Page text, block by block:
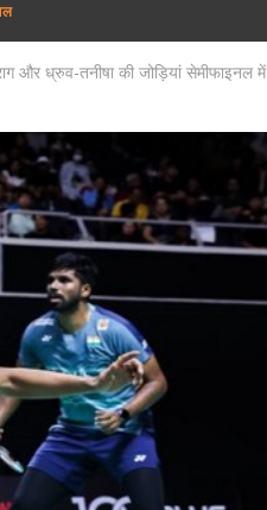
शेयर बाजार में गिरावट के साथ कारोबारी सप्ताह का समापन, सेंसेक्स 456 अंक टूटा, निफ्टी 65 अंक कमजोर
बांग्लादेश ने बिजली व गैस संकट के बीच भारत से अधिक डीजल सप्लाई की अपील की
झारखंड : छात्रों की सरकार के साथ पहले दौर की बातचीत खत्म, आंदोलन जारी रखने पर अडिग
और ध्रुव-तनीषा की जोड़ियां सेमीफाइनल में